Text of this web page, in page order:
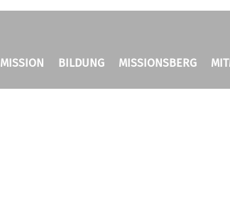
MISSION BILDUNG MISSIONSBERG